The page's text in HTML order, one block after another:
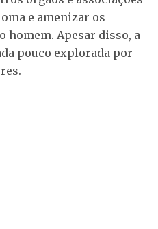
e amenizar os
homem. Apesar disso, a
pouco explorada por